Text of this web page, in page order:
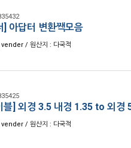
] 아답터 변환짹모음
vender / 원산지 : 다국적
블] 외경 3.5 내경 1.35 to 외경
vender / 원산지 : 다국적